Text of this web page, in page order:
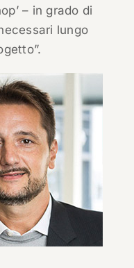
– in grado di
lungo